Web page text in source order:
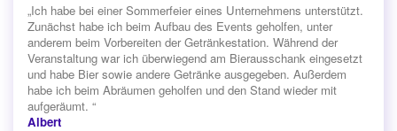
„Ich habe bei einer Sommerfeier eines Unternehmens unterstützt.
Zunächst habe ich beim Aufbau des Events geholfen, unter
anderem beim Vorbereiten der Getränkestation. Während der
Veranstaltung war ich überwiegend am Bierausschank eingesetzt
und habe Bier sowie andere Getränke ausgegeben. Außerdem
habe ich beim Abräumen geholfen und den Stand wieder mit
aufgeräumt. “
Albert